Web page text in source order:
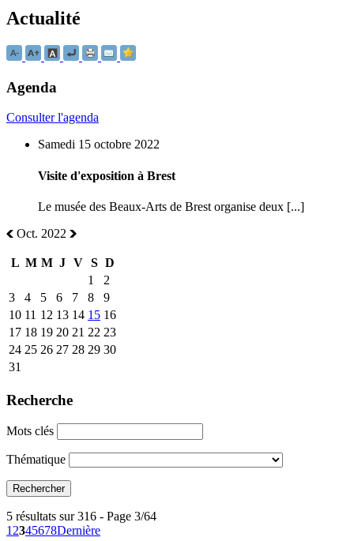
Actualité
Agenda
Consulter l'agenda
Samedi 15 octobre 2022
Visite d'exposition à Brest
Le musée des Beaux-Arts de Brest organise deux [...]
Oct. 2022
L M M J V S D
1
2
3
4 5 6 7 8
9
10 11 12 13 14 15 16
17 18 19 20 21 22 23
24 25 26 27 28 29 30
31
Recherche
Mots clés
Thématique
5 résultats sur 316 - Page 3/64
1 2345678Dernière